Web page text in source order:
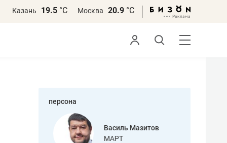
Казань 19.5 °С Москва 20.9 °С
персона
Василь Мазитов
МАРТ